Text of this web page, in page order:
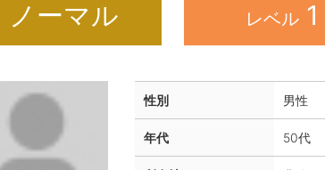
ノーマル レベル1
性別 男性
年代 50代